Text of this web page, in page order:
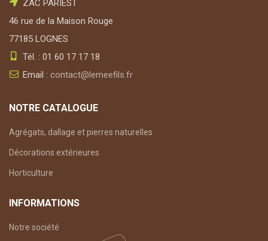
ZAC PARIEST
46 rue de la Maison Rouge
77185 LOGNES
Tél. : 01 60 17 17 18
Email : contact@lemeefils.fr
NOTRE CATALOGUE
Agrégats, dallage et pierres naturelles
Décorations extérieures
Horticulture
INFORMATIONS
Notre société